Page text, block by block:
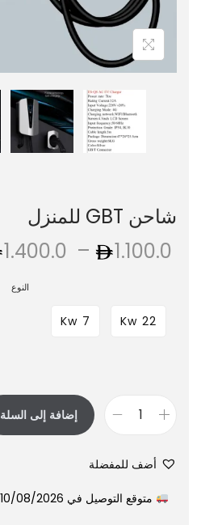
شاحن GBT للمنزل
1.100.0
–
1.400.0
النوع
22 Kw
7 Kw
إضافة إلى السلة
أضف للمفضلة
متوقع التوصيل في 10/08/2026 - 11/08/2026